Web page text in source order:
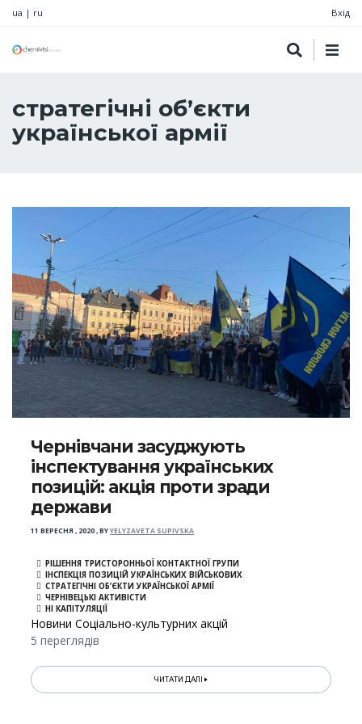
ua | ru Вхід
стратегічні об’єкти
української армії
Чернівчани засуджують
інспектування українських
позицій: акція проти зради
держави
11 ВЕРЕСНЯ , 2020,BYYELYZAVETA SUPIVSKA
РІШЕННЯ ТРИСТОРОННЬОЇ КОНТАКТНОЇ ГРУПИ
ІНСПЕКЦІЯ ПОЗИЦІЙ УКРАЇНСЬКИХ ВІЙСЬКОВИХ
СТРАТЕГІЧНІ ОБ’ЄКТИ УКРАЇНСЬКОЇ АРМІЇ
ЧЕРНІВЕЦЬКІ АКТИВІСТИ
НІ КАПІТУЛЯЦІЇ
Новини Соціально-культурних акцій
5 переглядів
ЧИТАТИ ДАЛІ